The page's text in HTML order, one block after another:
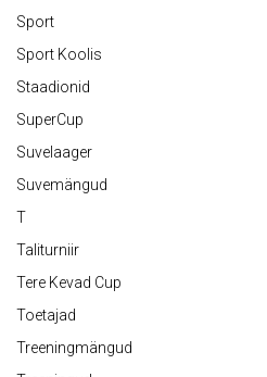
Sport
Sport Koolis
Staadionid
SuperCup
Suvelaager
Suvemängud
T
Taliturniir
Tere Kevad Cup
Toetajad
Treeningmängud